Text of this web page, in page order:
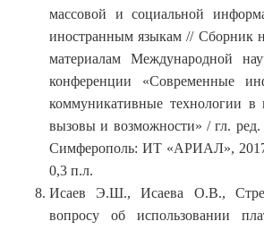
массовой и социальной
иностранным языкам // Сборник
материалам Международной
конференции «Современные
коммуникативные технологии в
вызовы и возможности» / гл.
Симферополь: ИТ «АРИАЛ»,
0,3 п.л.
Исаев Э.Ш., Исаева О.В.,
вопросу об использовании